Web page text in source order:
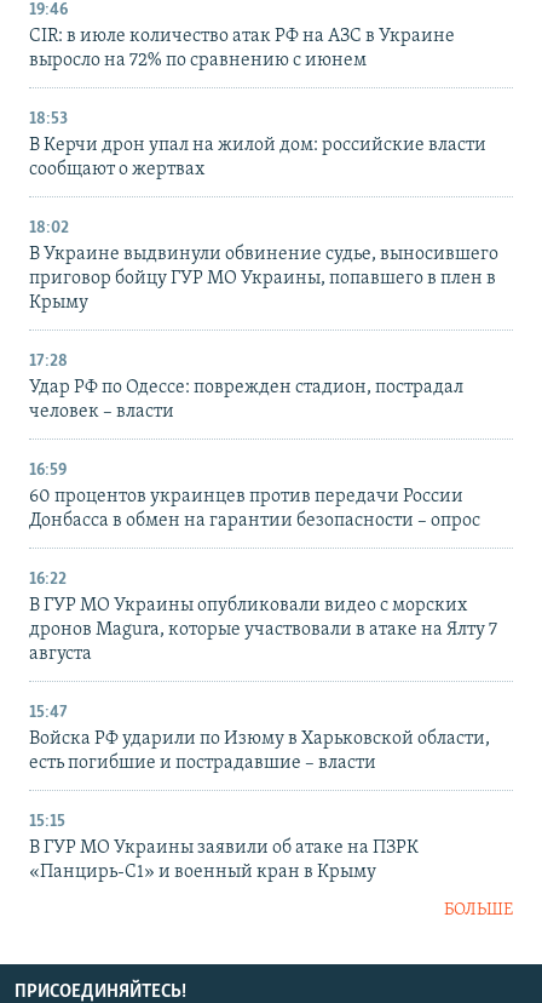
19:46
CIR: в июле количество атак РФ на АЗС в Украине
выросло на 72% по сравнению с июнем
18:53
В Керчи дрон упал на жилой дом: российские власти
сообщают о жертвах
18:02
В Украине выдвинули обвинение судье, выносившего
приговор бойцу ГУР МО Украины, попавшего в плен в
Крыму
17:28
Удар РФ по Одессе: поврежден стадион, пострадал
человек – власти
16:59
60 процентов украинцев против передачи России
Донбасса в обмен на гарантии безопасности – опрос
16:22
В ГУР МО Украины опубликовали видео с морских
дронов Magura, которые участвовали в атаке на Ялту 7
августа
15:47
Войска РФ ударили по Изюму в Харьковской области,
есть погибшие и пострадавшие – власти
15:15
В ГУР МО Украины заявили об атаке на ПЗРК
«Панцирь-С1» и военный кран в Крыму
БОЛЬШЕ
ПРИСОЕДИНЯЙТЕСЬ!